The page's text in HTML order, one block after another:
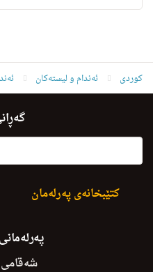
کوردی ئه‌ندام و لیسته‌كان
عومه‌ر
کتێبخانەی پەرلەمان
شەقامی ٦٠ مەتری